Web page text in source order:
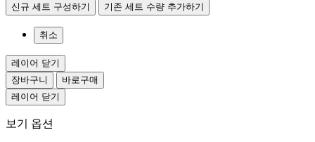
신규 세트 구성하기 기존 세트 수량 추가하기
취소
레이어 닫기
장바구니
바로구매
레이어 닫기
보기 옵션